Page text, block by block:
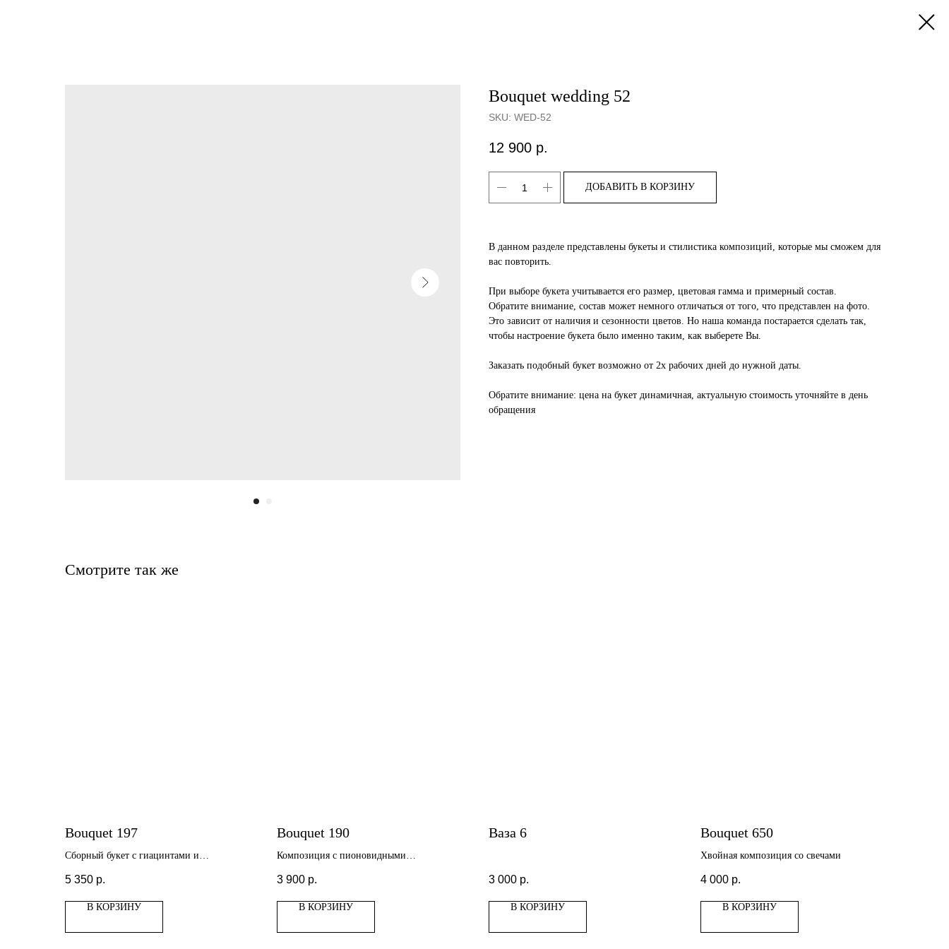
Bouquet wedding 52
SKU: WED-52
12 900 р.
ДОБАВИТЬ В КОРЗИНУ
В данном разделе представлены букеты и стилистика композиций, которые мы сможем для
вас повторить.
При выборе букета учитывается его размер, цветовая гамма и примерный состав.
Обратите внимание, состав может немного отличаться от того, что представлен на фото.
Это зависит от наличия и сезонности цветов. Но наша команда постарается сделать так,
чтобы настроение букета было именно таким, как выберете Вы.
Заказать подобный букет возможно от 2х рабочих дней до нужной даты.
Обратите внимание: цена на букет динамичная, актуальную стоимость уточняйте в день
обращения
Смотрите так же
Bouquet 197
Сборный букет с гиацинтами и
5 350 р.
В КОРЗИНУ
Bouquet 190
Композиция с пионовидными
3 900 р.
В КОРЗИНУ
Ваза 6
3 000 р.
В КОРЗИНУ
Bouquet 650
Хвойная композиция со свечами
4 000 р.
В КОРЗИНУ